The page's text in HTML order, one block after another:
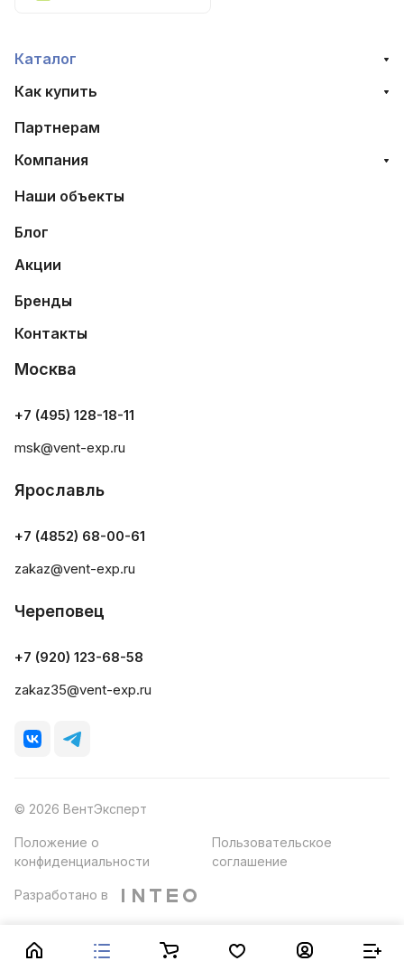
Каталог
Как купить
Партнерам
Компания
Наши объекты
Блог
Акции
Бренды
Контакты
Москва
+7 (495) 128-18-11
msk@vent-exp.ru
Ярославль
+7 (4852) 68-00-61
zakaz@vent-exp.ru
Череповец
+7 (920) 123-68-58
zakaz35@vent-exp.ru
© 2026 ВентЭксперт
Положение о
конфиденциальности
Пользовательское
соглашение
Разработано в